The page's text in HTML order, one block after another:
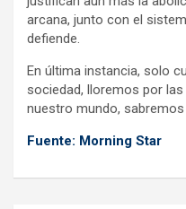
arcana, junto con el
defiende.
En última instancia, solo
sociedad, lloremos por
nuestro mundo,
Fuente: Morning Star